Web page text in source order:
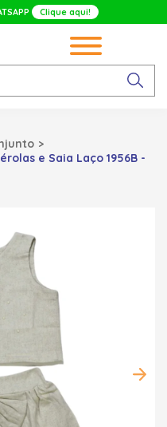
Clique aqui!
e Saia Laço 1956B -